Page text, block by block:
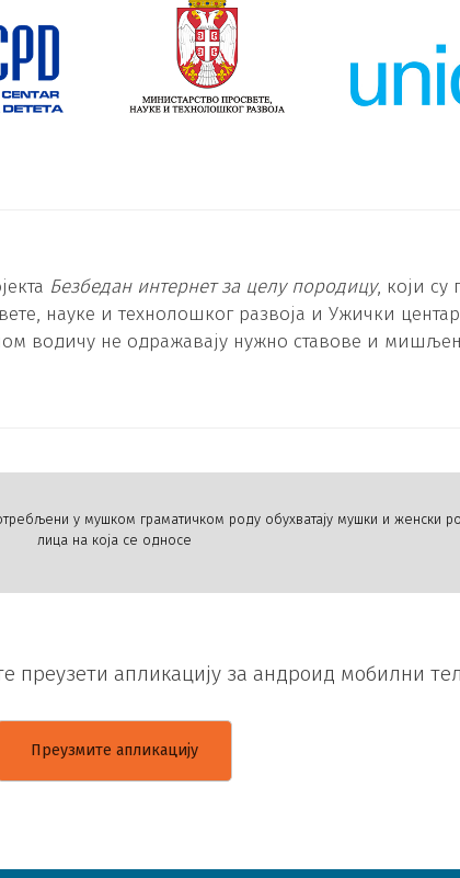
Безбедан интернет за целу породицу, који
науке и технолошког развоја и Ужички центар
водичу не одражавају нужно ставове и
у мушком граматичком роду обухватају мушки и женски
лица на која се односе
преузети апликацију за андроид мобилни
Преузмите апликацију